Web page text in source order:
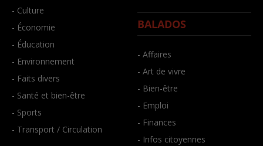
- Culture
- Économie
- Éducation
- Environnement
- Faits divers
- Santé et bien-être
- Sports
- Transport / Circulation
BALADOS
- Affaires
- Art de vivre
- Bien-être
- Emploi
- Finances
- Infos citoyennes